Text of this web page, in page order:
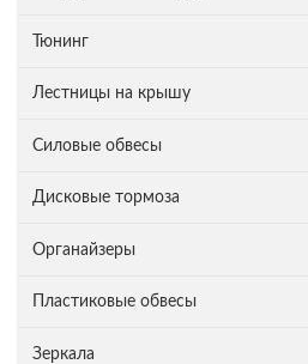
Тюнинг
Лестницы на крышу
Силовые обвесы
Дисковые тормоза
Органайзеры
Пластиковые обвесы
Зеркала